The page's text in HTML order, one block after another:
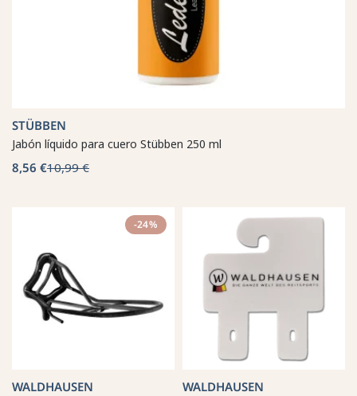
STÜBBEN
Jabón líquido para cuero Stübben 250 ml
8,56 €10,99 €
-24%
WALDHAUSEN WALDHAUSEN